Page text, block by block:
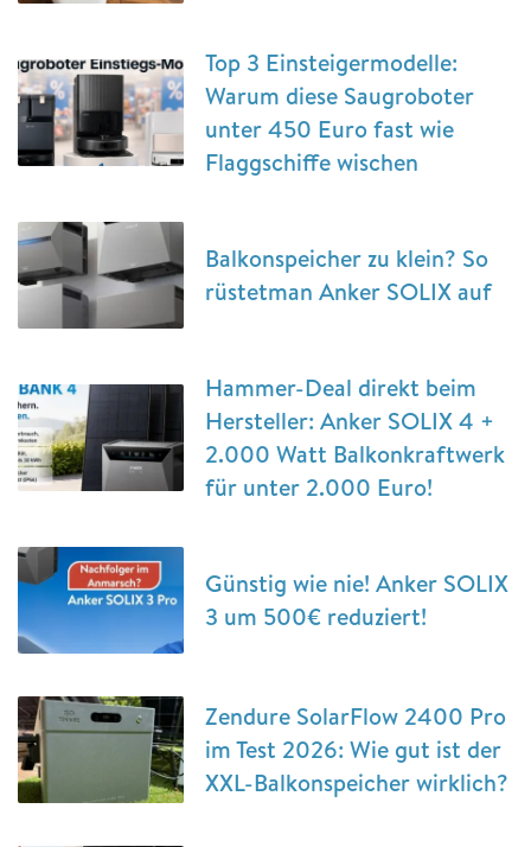
Top 3 Einsteigermodelle:
Warum diese Saugroboter
unter 450 Euro fast wie
Flaggschiffe wischen
Balkonspeicher zu klein? So
rüstetman Anker SOLIX auf
Hammer-Deal direkt beim
Hersteller: Anker SOLIX 4 +
2.000 Watt Balkonkraftwerk
für unter 2.000 Euro!
Günstig wie nie! Anker SOLIX
3 um 500€ reduziert!
Zendure SolarFlow 2400 Pro
im Test 2026: Wie gut ist der
XXL-Balkonspeicher wirklich?